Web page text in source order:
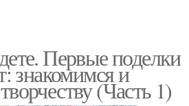
Поделки для украшения
Первые поделки
знакомимся и
(Часть 1)